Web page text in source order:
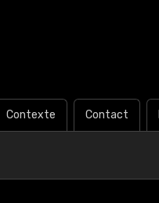
Contexte Contact